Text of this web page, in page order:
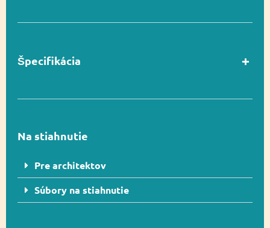
Špecifikácia
Hranie rolí,
Funkčnosť
Socializácia
Na stiahnutie
Pre architektov
Súbory na stiahnutie